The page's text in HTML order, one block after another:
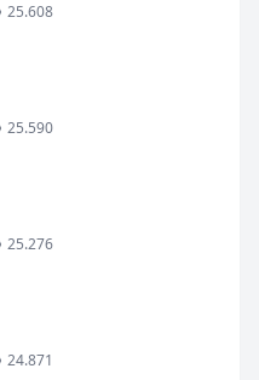
25.608
25.590
25.276
24.871